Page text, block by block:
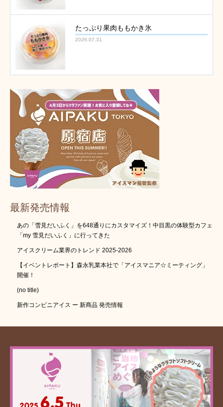
たっぷり果肉ももかき氷
2026.07.31
最新発売情報
あの「雪見だいふく」を648通りにカスタマイズ！中目黒の体験型カフェ
「my 雪見だいふく」に行ってきた
アイスクリーム業界のトレンド 2025-2026
【イベントレポート】森永乳業本社で「アイスマニア☆ミーティング」
開催！
(no title)
新作コンビニアイス ー 新商品 発売情報